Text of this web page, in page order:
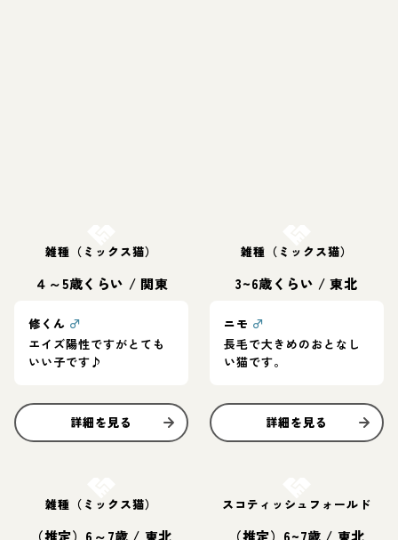
雑種（ミックス猫）
４～5歳くらい / 関東
修くん ♂
エイズ陽性ですがとても
いい子です♪
詳細を見る
雑種（ミックス猫）
3~6歳くらい /東北
ニモ ♂
長毛で大きめのおとなし
い猫です。
詳細を見る
雑種（ミックス猫）
（推定）6～7歳 / 東北
スコティッシュフォールド
（推定）6~7歳 / 東北